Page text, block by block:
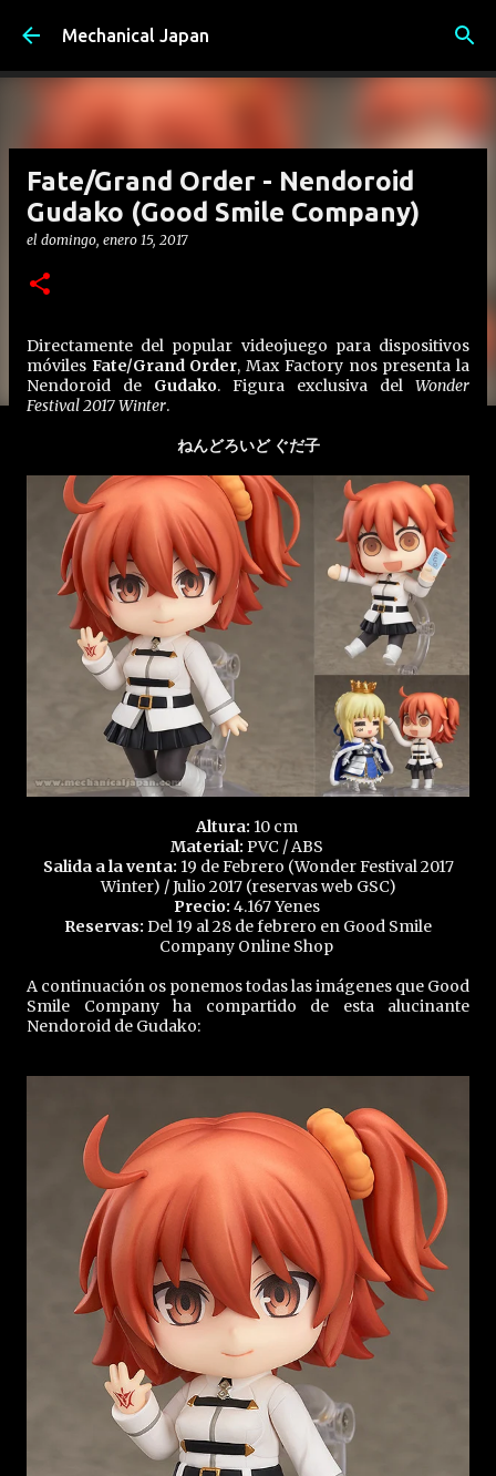
Ir al contenido principal
Mechanical Japan
Fate/Grand Order - Nendoroid
Gudako (Good Smile Company)
el domingo, enero 15, 2017
Directamente del popular videojuego para dispositivos
móviles Fate/Grand Order, Max Factory nos presenta la
Nendoroid de Gudako. Figura exclusiva del Wonder
Festival 2017 Winter.
ねんどろいど ぐだ子
Altura: 10 cm
Material: PVC / ABS
Salida a la venta: 19 de Febrero (Wonder Festival 2017
Winter) / Julio 2017 (reservas web GSC)
Precio: 4.167 Yenes
Reservas: Del 19 al 28 de febrero en Good Smile
Company Online Shop
A continuación os ponemos todas las imágenes que Good
Smile Company ha compartido de esta alucinante
Nendoroid de Gudako: